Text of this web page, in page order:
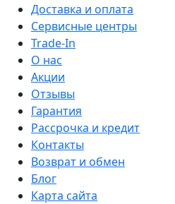
Доставка и оплата
Сервисные центры
Trade-In
О нас
Акции
Отзывы
Гарантия
Рассрочка и кредит
Контакты
Возврат и обмен
Блог
Карта сайта